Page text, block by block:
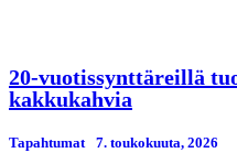
20-vuotissynttäreillä
kakkukahvia
Tapahtumat 7. toukokuuta, 2026